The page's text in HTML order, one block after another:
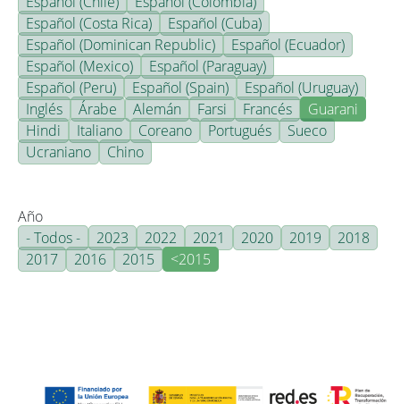
Español (Costa Rica)
Español (Cuba)
Español (Dominican Republic)
Español (Ecuador)
Español (Mexico)
Español (Paraguay)
Español (Peru)
Español (Spain)
Español (Uruguay)
Inglés
Árabe Alemán Farsi Francés
Guarani
Hindi
Italiano Coreano Portugués
Sueco
Ucraniano
Chino
Año
- Todos -
2023 2022 2021 2020 2019
2018
2017
2016 2015 <2015